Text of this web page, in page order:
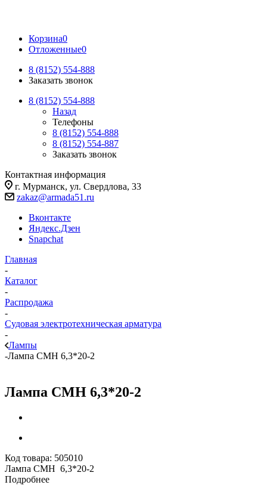
Корзина0
Отложенные0
8 (8152) 554-888
Заказать звонок
8 (8152) 554-888
Назад
Телефоны
8 (8152) 554-888
8 (8152) 554-887
Заказать звонок
Контактная информация
г. Мурманск, ул. Свердлова, 33
zakaz@armada51.ru
Вконтакте
Яндекс.Дзен
Snapchat
Главная
-
Каталог
-
Распродажа
-
Судовая электротехническая арматура
-
Лампы
-Лампа СМН 6,3*20-2
Лампа СМН 6,3*20-2
Код товара: 505010
Лампа СМН 6,3*20-2
Подробнее